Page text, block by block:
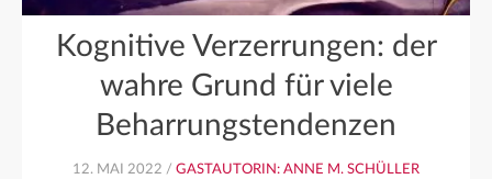
Kognitive Verzerrungen: der
wahre Grund für viele
Beharrungstendenzen
12. MAI 2022 / GASTAUTORIN: ANNE M. SCHÜLLER